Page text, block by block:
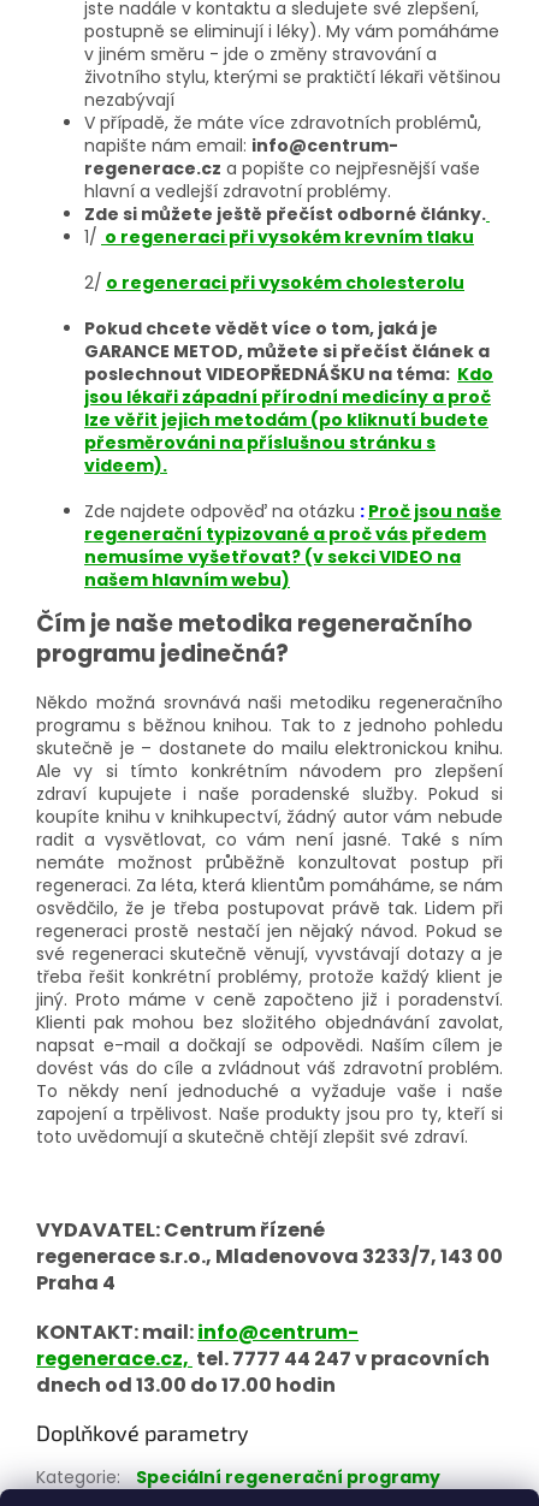
jste nadále v kontaktu a sledujete své zlepšení,
postupně se eliminují i léky). My vám pomáháme
v jiném směru - jde o změny stravování a
životního stylu, kterými se praktičtí lékaři většinou
nezabývají
V případě, že máte více zdravotních problémů,
napište nám email: info@centrum-
regenerace.cz a popište co nejpřesnější vaše
hlavní a vedlejší zdravotní problémy.
Zde si můžete ještě přečíst odborné články.
1/ o regeneraci při vysokém krevním tlaku
2/ o regeneraci při vysokém cholesterolu
Pokud chcete vědět více o tom, jaká je
GARANCE METOD, můžete si přečíst článek a
poslechnout VIDEOPŘEDNÁŠKU na téma: Kdo
jsou lékaři západní přírodní medicíny a proč
lze věřit jejich metodám (po kliknutí budete
přesměrováni na příslušnou stránku s
videem).
Zde najdete odpověď na otázku : Proč jsou naše
regenerační typizované a proč vás předem
nemusíme vyšetřovat? (v sekci VIDEO na
našem hlavním webu)
Čím je naše metodika regeneračního
programu jedinečná?
Někdo možná srovnává naši metodiku regeneračního
programu s běžnou knihou. Tak to z jednoho pohledu
skutečně je – dostanete do mailu elektronickou knihu.
Ale vy si tímto konkrétním návodem pro zlepšení
zdraví kupujete i naše poradenské služby. Pokud si
koupíte knihu v knihkupectví, žádný autor vám nebude
radit a vysvětlovat, co vám není jasné. Také s ním
nemáte možnost průběžně konzultovat postup při
regeneraci. Za léta, která klientům pomáháme, se nám
osvědčilo, že je třeba postupovat právě tak. Lidem při
regeneraci prostě nestačí jen nějaký návod. Pokud se
své regeneraci skutečně věnují, vyvstávají dotazy a je
třeba řešit konkrétní problémy, protože každý klient je
jiný. Proto máme v ceně započteno již i poradenství.
Klienti pak mohou bez složitého objednávání zavolat,
napsat e-mail a dočkají se odpovědi. Naším cílem je
dovést vás do cíle a zvládnout váš zdravotní problém.
To někdy není jednoduché a vyžaduje vaše i naše
zapojení a trpělivost. Naše produkty jsou pro ty, kteří si
toto uvědomují a skutečně chtějí zlepšit své zdraví.
VYDAVATEL: Centrum řízené
regenerace s.r.o., Mladenovova 3233/7, 143 00
Praha 4
KONTAKT: mail:info@centrum-
regenerace.cz, tel. 7777 44 247 v pracovních
dnech od 13.00 do 17.00 hodin
Doplňkové parametry
Kategorie:
Speciální regenerační programy